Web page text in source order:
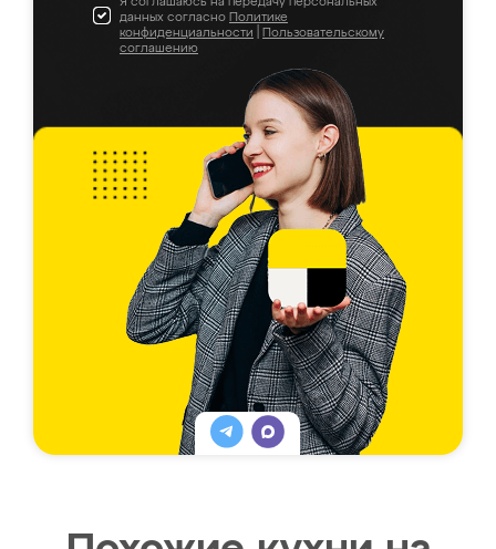
данных согласно Политике
конфиденциальности
Пользовательскому
соглашению